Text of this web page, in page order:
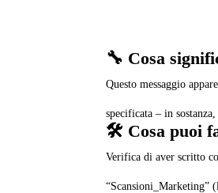
🔧 Cosa
Questo messaggio
specificata – in
🛠️ Cosa puoi
Verifica di aver scritto
“Scansioni_Marketing”